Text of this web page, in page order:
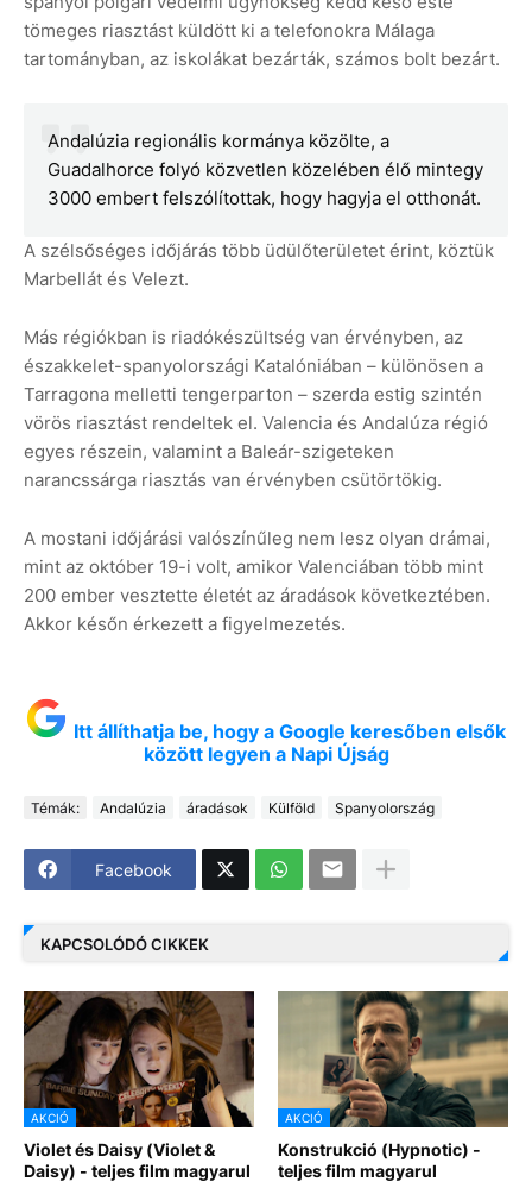
tömeges riasztást küldött ki a telefonokra Málaga
tartományban, az iskolákat bezárták, számos bolt bezárt.
Andalúzia regionális kormánya közölte, a
Guadalhorce folyó közvetlen közelében élő mintegy
3000 embert felszólítottak, hogy hagyja el otthonát.
A szélsőséges időjárás több üdülőterületet érint, köztük
Marbellát és Velezt.
Más régiókban is riadókészültség van érvényben, az
északkelet-spanyolországi Katalóniában – különösen a
Tarragona melletti tengerparton – szerda estig szintén
vörös riasztást rendeltek el. Valencia és Andalúza régió
egyes részein, valamint a Baleár-szigeteken
narancssárga riasztás van érvényben csütörtökig.
A mostani időjárási valószínűleg nem lesz olyan drámai,
mint az október 19-i volt, amikor Valenciában több mint
200 ember vesztette életét az áradások következtében.
Akkor későn érkezett a figyelmezetés.
Itt állíthatja be, hogy a Google keresőben elsők
között legyen a Napi Újság
Témák: Andalúzia áradások Külföld Spanyolország
Facebook
KAPCSOLÓDÓ CIKKEK
AKCIÓ
Violet és Daisy (Violet &
Daisy) - teljes film magyarul
AKCIÓ
Konstrukció (Hypnotic) -
teljes film magyarul